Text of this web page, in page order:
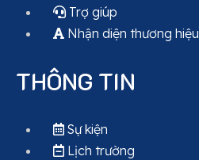
Trợ giúp
Nhận diện thương hiệu
THÔNG TIN
Sự kiện
Lịch trường